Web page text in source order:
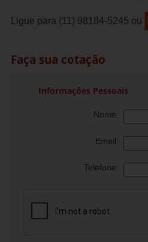
Ligue para (11) 98184-5245 ou
Faça sua cotação
Informações Pessoais
Nome:
Email:
Telefone: